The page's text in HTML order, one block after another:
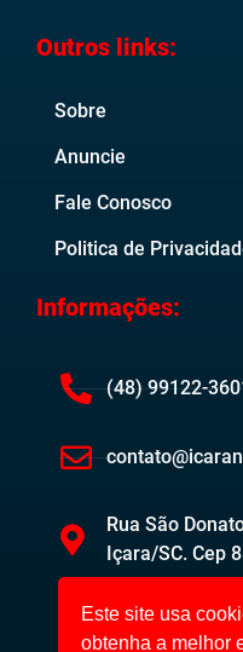
Outros links:
Sobre
Anuncie
Fale Conosco
Politica de
Informações:
(48) 99122-
Rua São
Içara/SC. Cep
Este site usa
obtenha a melhor